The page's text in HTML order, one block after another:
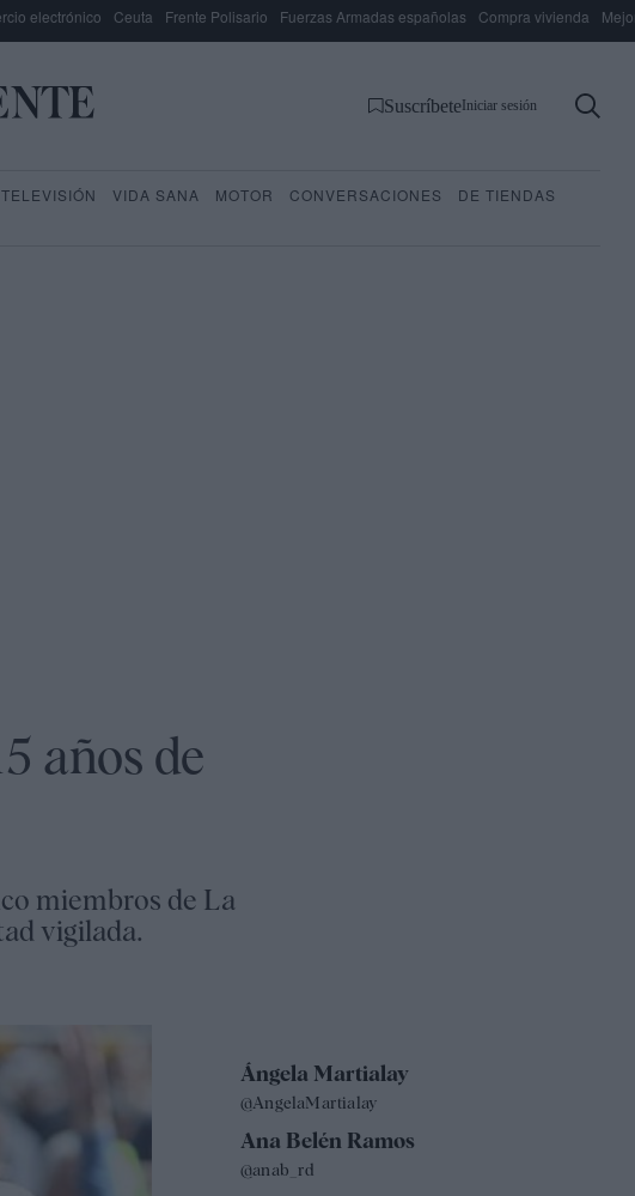
electrónico Ceuta Frente Polisario Fuerzas Armadas españolas Compra vivienda
SuscríbeteIniciar sesión
TELEVISIÓN VIDA SANA MOTOR CONVERSACIONES
DE TIENDAS
años de
miembros de La
vigilada.
Ángela Martialay
@AngelaMartialay
Ana Belén Ramos
@anab_rd